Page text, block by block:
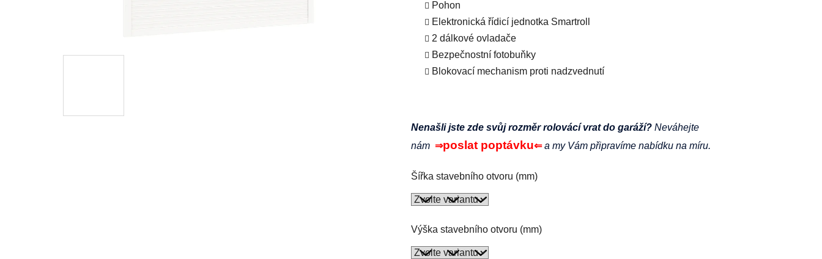
Pohon
Elektronická řídicí jednotka Smartroll
2 dálkové ovladače
Bezpečnostní fotobuňky
Blokovací mechanism proti nadzvednutí
Nenašli jste zde svůj rozměr rolovácívrat do garáží? Neváhejte
nám ⇒poslat poptávku⇐ a my Vám připravíme nabídku na míru.
Šířka stavebního otvoru (mm)
Výška stavebního otvoru (mm)